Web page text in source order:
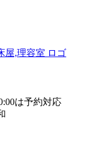
は予約対応